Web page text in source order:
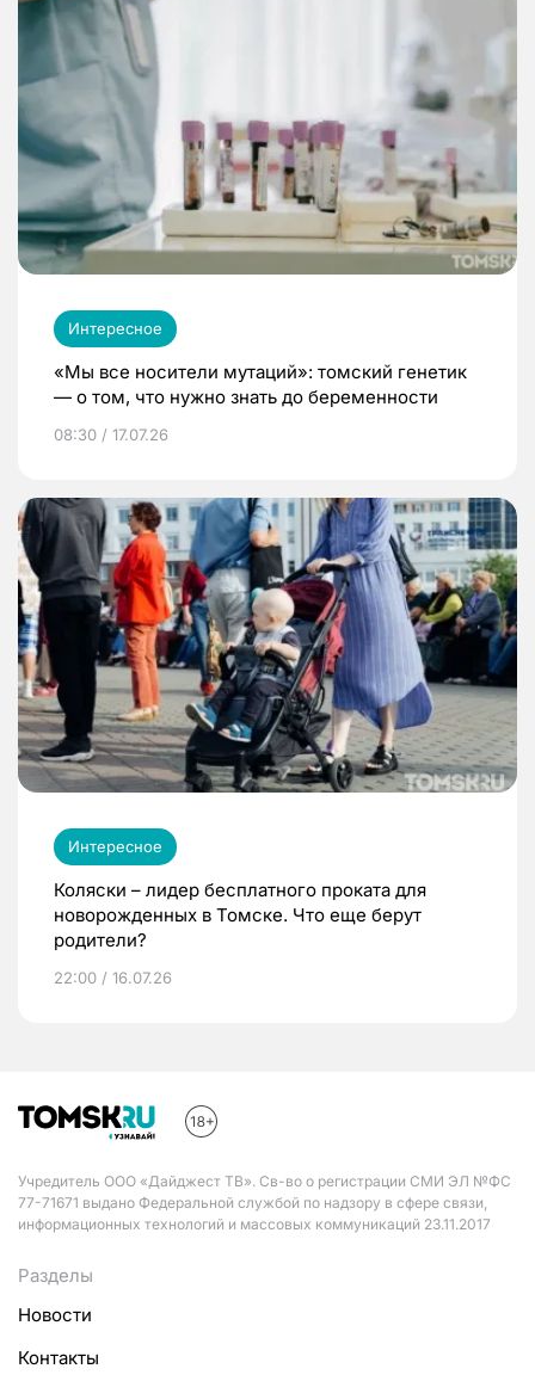
Интересное
«Мы все носители мутаций»: томский генетик
— о том, что нужно знать до беременности
08:30 / 17.07.26
Интересное
Коляски – лидер бесплатного проката для
новорожденных в Томске. Что еще берут
родители?
22:00 / 16.07.26
Учредитель ООО «Дайджест ТВ». Св-во о регистрации СМИ ЭЛ №ФС
77-71671 выдано Федеральной службой по надзору в сфере связи,
информационных технологий и массовых коммуникаций 23.11.2017
Разделы
Новости
Контакты